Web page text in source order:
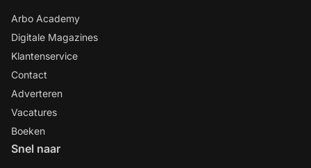
Arbo Academy
Digitale Magazines
Klantenservice
Contact
Adverteren
Vacatures
Boeken
Snel naar